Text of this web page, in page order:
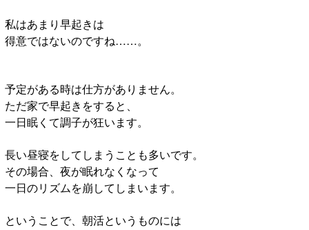
私はあまり早起きは
得意ではないのですね……。
予定がある時は仕方がありません。
ただ家で早起きをすると、
一日眠くて調子が狂います。
長い昼寝をしてしまうことも多いです。
その場合、夜が眠れなくなって
一日のリズムを崩してしまいます。
ということで、朝活というものには